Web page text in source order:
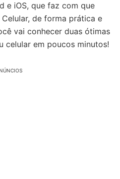
e iOS, que faz com que
de forma prática e
vai conhecer duas ótimas
celular em poucos minutos!